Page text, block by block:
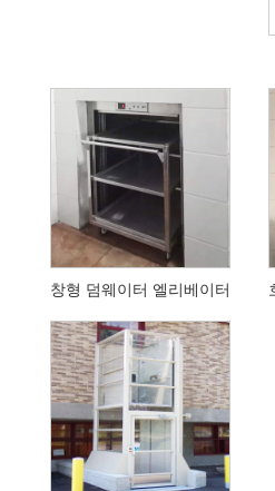
창형 덤웨이터 엘리베이터